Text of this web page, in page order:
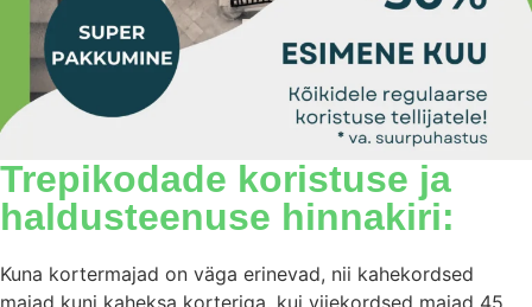
Trepikodade koristuse ja
haldusteenuse hinnakiri:
Kuna kortermajad on väga erinevad, nii kahekordsed
majad kuni kaheksa korteriga, kui viiekordsed majad 45